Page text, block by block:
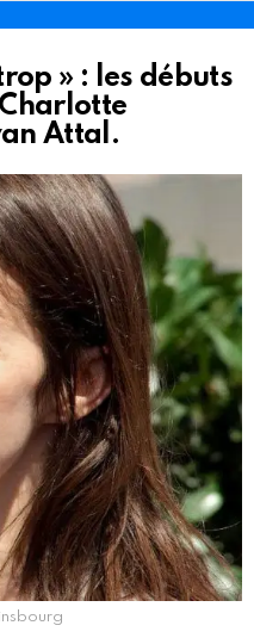
» : les débuts
Attal.